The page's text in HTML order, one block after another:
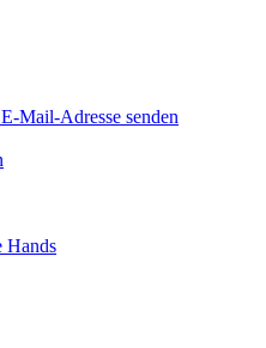
Mail-Adresse senden
Hands